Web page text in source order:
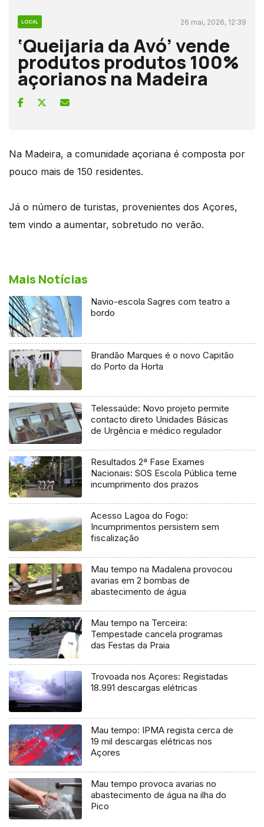
LOCAL 26 mai, 2026, 12:39
‘Queijaria da Avó’ vende
produtos produtos 100%
açorianos na Madeira
Na Madeira, a comunidade açoriana é composta por
pouco mais de 150 residentes.
Já o número de turistas, provenientes dos Açores,
tem vindo a aumentar, sobretudo no verão.
Mais Notícias
Navio-escola Sagres com teatro a
bordo
Brandão Marques é o novo Capitão
do Porto da Horta
Telessaúde: Novo projeto permite
contacto direto Unidades Básicas
de Urgência e médico regulador
Resultados 2ª Fase Exames
Nacionais: SOS Escola Pública teme
incumprimento dos prazos
Acesso Lagoa do Fogo:
Incumprimentos persistem sem
fiscalização
Mau tempo na Madalena provocou
avarias em 2 bombas de
abastecimento de água
Mau tempo na Terceira:
Tempestade cancela programas
das Festas da Praia
Trovoada nos Açores: Registadas
18.991 descargas elétricas
Mau tempo: IPMA regista cerca de
19 mil descargas elétricas nos
Açores
Mau tempo provoca avarias no
abastecimento de água na ilha do
Pico